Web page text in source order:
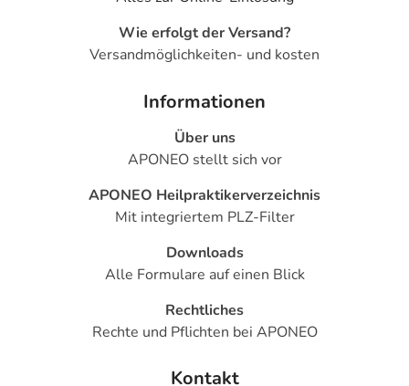
Wie erfolgt der Versand?
Versandmöglichkeiten- und kosten
Informationen
Über uns
APONEO stellt sich vor
APONEO Heilpraktikerverzeichnis
Mit integriertem PLZ-Filter
Downloads
Alle Formulare auf einen Blick
Rechtliches
Rechte und Pflichten bei APONEO
Kontakt